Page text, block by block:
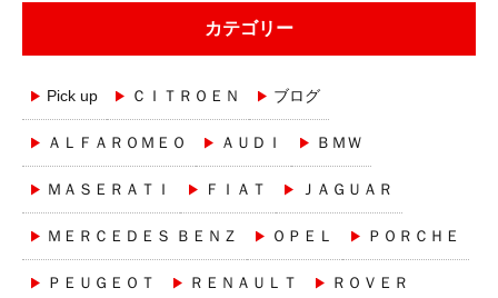
カテゴリー
Pick up ＣＩＴＲＯＥＮ ブログ
ＡＬＦＡＲＯＭＥＯ ＡＵＤＩ ＢＭＷ
ＭＡＳＥＲＡＴＩ ＦＩＡＴ ＪＡＧＵＡＲ
ＭＥＲＣＥＤＥＳ ＢＥＮＺ ＯＰＥＬ ＰＯＲＣＨＥ
ＰＥＵＧＥＯＴ ＲＥＮＡＵＬＴ ＲＯＶＥＲ